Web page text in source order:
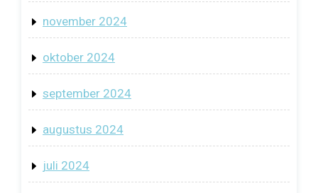
november 2024
oktober 2024
september 2024
augustus 2024
juli 2024